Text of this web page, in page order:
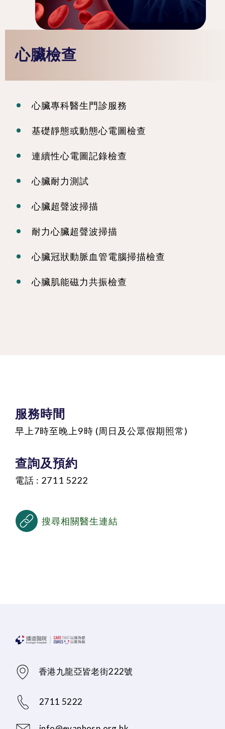
心臟檢查
心臟專科醫生門診服務
基礎靜態或動態心電圖檢查
連續性心電圖記錄檢查
心臟耐力測試
心臟超聲波掃描
耐力心臟超聲波掃描
心臟冠狀動脈血管電腦掃描檢查
心臟肌能磁力共振檢查
服務時間
早上7時至晚上9時 (周日及公眾假期照常)
查詢及預約
電話 : 2711 5222
搜尋相關醫生連結
香港九龍亞皆老街222號
2711 5222